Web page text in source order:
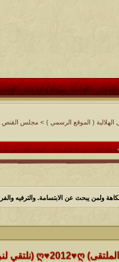
( الموقع الرسمي ) > مجلس القنص
ولمن يبحث عن الابتسامة. والترفيه
الموضوع